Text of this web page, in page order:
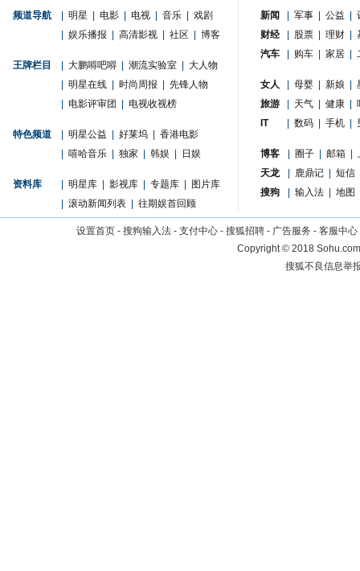
频道导航 明星 电影 电视 音乐
戏剧
娱乐播报 高清影视 社区 博客
王牌栏目 大鹏嘚吧嘚 潮流实验室
大人物
明星在线 时尚周报
先锋人物
电影评审团 电视收视榜
特色频道 明星公益 好莱坞
香港电影
嘻哈音乐 独家 韩娱 日娱
资料库 明星库 影视库 专题库
图片库
滚动新闻列表 往期娱首回顾
新闻 军事 公益
财经
股票 理财
汽车
购车 家居
女人 母婴 新娘
旅游
天气 健康
IT
数码 手机
博客 圈子 邮箱
天龙
鹿鼎记
短信
搜狗
输入法 地图
设置首页 - 搜狗输入法 - 支付中心 - 搜狐招聘 - 广告服务 - 客服中心
Copyright©2018
搜狐不良信息举